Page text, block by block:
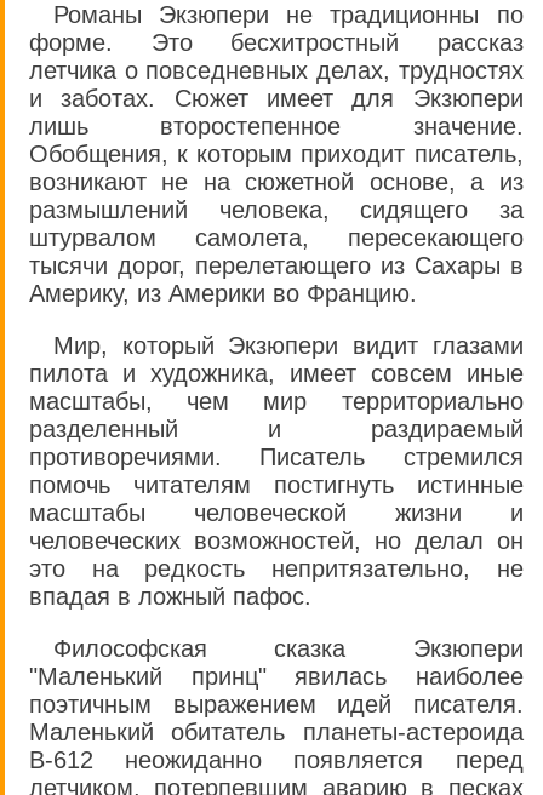
Романы Экзюпери не традиционны по
форме. Это бесхитростный рассказ
летчика о повседневных делах, трудностях
и заботах. Сюжет имеет для Экзюпери
лишь второстепенное значение.
Обобщения, к которым приходит писатель,
возникают не на сюжетной основе, а из
размышлений человека, сидящего за
штурвалом самолета, пересекающего
тысячи дорог, перелетающего из Сахары в
Америку, из Америки во Францию.
Мир, который Экзюпери видит глазами
пилота и художника, имеет совсем иные
масштабы, чем мир территориально
разделенный и раздираемый
противоречиями. Писатель стремился
помочь читателям постигнуть истинные
масштабы человеческой жизни и
человеческих возможностей, но делал он
это на редкость непритязательно, не
впадая в ложный пафос.
Философская сказка Экзюпери
"Маленький принц" явилась наиболее
поэтичным выражением идей писателя.
Маленький обитатель планеты-астероида
В-612 неожиданно появляется перед
летчиком, потерпевшим аварию в песках